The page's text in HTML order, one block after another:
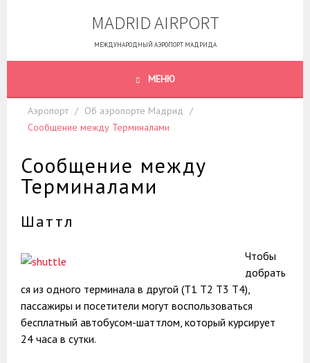
MADRID AIRPORT
МЕЖДУНАРОДНЫЙ АЭРОПОРТ МАДРИДА
МЕНЮ
Аэропорт
Об аэропорте Мадрид
Сообщение между Терминалами
Сообщение между
Терминалами
Шаттл
Чтобы
добрать
ся из одного терминала в другой (T1 T2 T3 T4),
пассажиры и посетители могут воспользоваться
бесплатный автобусом-шаттлом, который курсирует
24 часа в сутки.